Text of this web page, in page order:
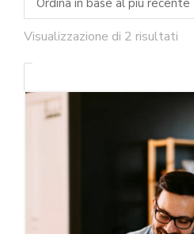
Visualizzazione di 2 risultati